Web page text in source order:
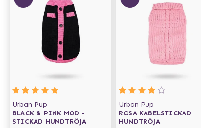
Urban Pup
BLACK & PINK MOD -
STICKAD HUNDTRÖJA
Urban Pup
ROSA KABELSTICKAD
HUNDTRÖJA